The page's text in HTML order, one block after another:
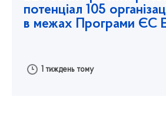
потенціал 105
в межах Програми ЄС
1 тиждень тому